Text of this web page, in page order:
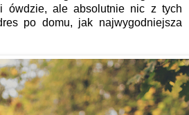
ówdzie, ale absolutnie nic z tych
po domu, jak najwygodniejsza